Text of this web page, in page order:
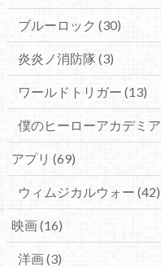
ブルーロック (30)
炎炎ノ消防隊 (3)
ワールドトリガー (13)
僕のヒーローアカデミア
アプリ (69)
ウィムジカルウォー (42)
映画(16)
洋画(3)